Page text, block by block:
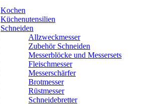
Kochen
Küchenutensilien
Schneiden
Allzweckmesser
Zubehör Schneiden
Messerblöcke und Messersets
Fleischmesser
Messerschärfer
Brotmesser
Rüstmesser
Schneidebretter